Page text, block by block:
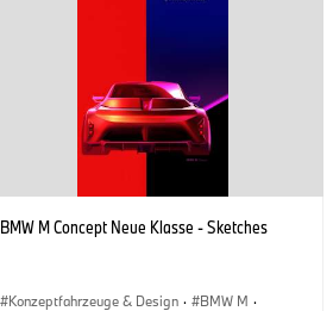
BMW M Concept Neue Klasse - Sketches
Konzeptfahrzeuge & Design · BMW M ·